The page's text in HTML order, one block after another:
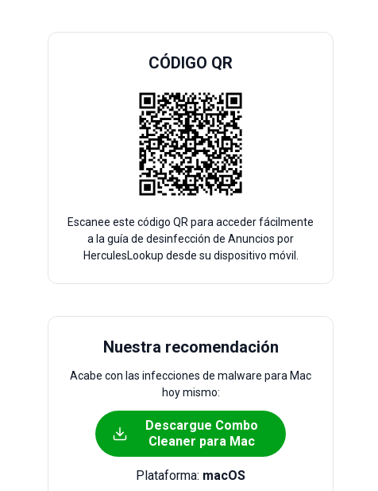
CÓDIGO QR
Escanee este código QR para acceder fácilmente
a la guía de desinfección de Anuncios por
HerculesLookup desde su dispositivo móvil.
Nuestra recomendación
Acabe con las infecciones de malware para Mac
hoy mismo:
Descargue Combo
Cleaner para Mac
Plataforma: macOS